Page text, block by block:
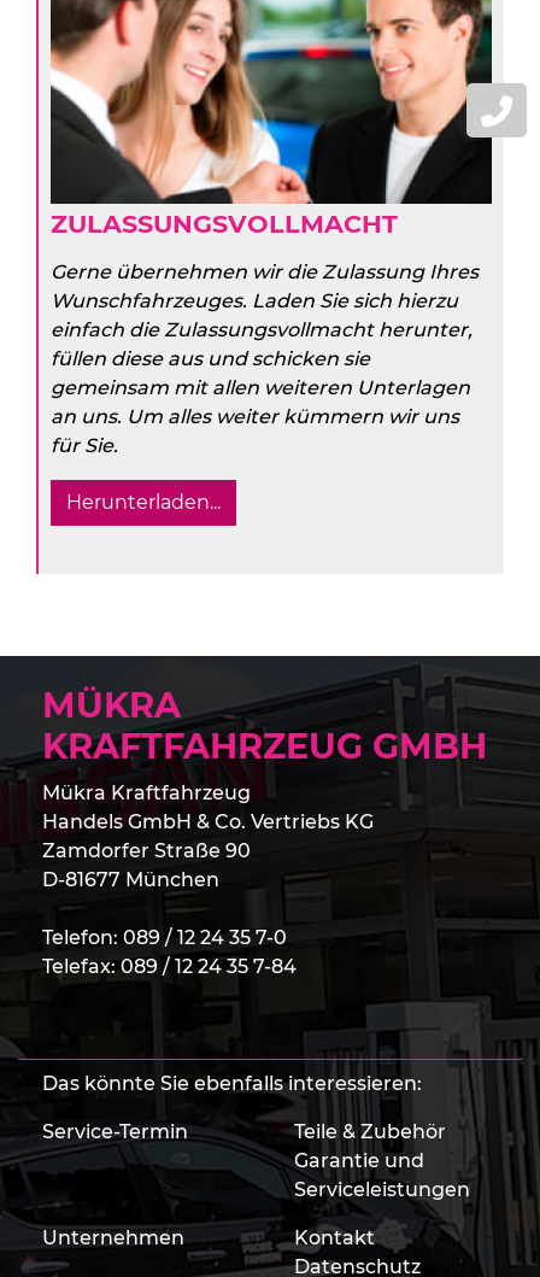
ZULASSUNGSVOLLMACHT
Gerne übernehmen wir die Zulassung Ihres
Wunschfahrzeuges. Laden Sie sich hierzu
einfach die Zulassungsvollmacht herunter,
füllen diese aus und schicken sie
gemeinsam mit allen weiteren Unterlagen
an uns. Um alles weiter kümmern wir uns
für Sie.
Herunterladen...
MÜKRA
KRAFTFAHRZEUG GMBH
Mükra Kraftfahrzeug
Handels GmbH & Co. Vertriebs KG
Zamdorfer Straße 90
D-81677 München
Telefon: 089 / 12 24 35 7-0
Telefax: 089 / 12 24 35 7-84
Das könnte Sie ebenfalls interessieren:
Service-Termin
Teile & Zubehör
Garantie und
Serviceleistungen
Unternehmen
Kontakt
Datenschutz